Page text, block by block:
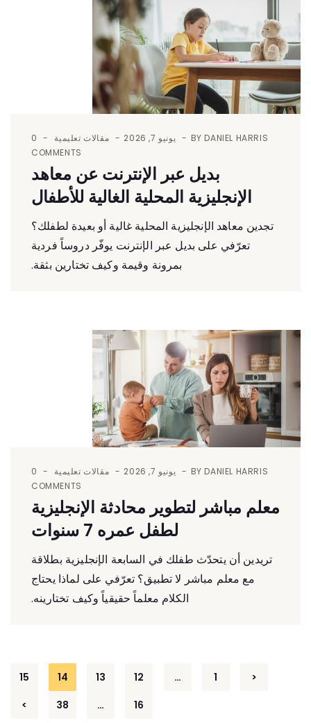
BY DANIEL HARRIS يونيو 7, 2026 مقالات تعليمية
0
COMMENTS
بديل عبر الإنترنت عن معاهد
الإنجليزية المحلية الغالية للأطفال
تجدين معاهد الإنجليزية المحلية غالية أو بعيدة لطفلك؟
تعرّفي على بديل عبر الإنترنت يوفّر دروساً فردية
بمرونة وقيمة وكيف تختارين بثقة.
BY DANIEL HARRIS يونيو 7, 2026 مقالات تعليمية
0
COMMENTS
معلم مباشر لتطوير محادثة الإنجليزية
لطفل عمره 7 سنوات
تريدين أن يتحدّث طفلك في السابعة الإنجليزية بطلاقة
مع معلم مباشر لا تطبيق؟ تعرّفي على لماذا يحتاج
الكلام معلماً حقيقياً وكيف تختارينه.
تصفّح
<
1
…
12
13
14
15
16
…
38
>